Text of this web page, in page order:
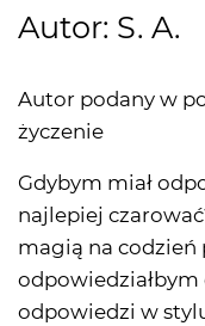
Autor: S. A.
Autor podany w
życzenie
Gdybym miał
najlepiej
magią na
odpowiedzi w